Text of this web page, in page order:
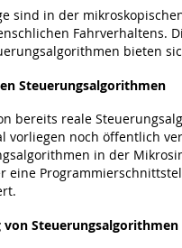
sind in der
Fahrverhaltens.
bieten
Steuerungsalgorithmen
bereits reale
vorliegen noch öffentlich
in der
eine
Steuerungsalgorithmen